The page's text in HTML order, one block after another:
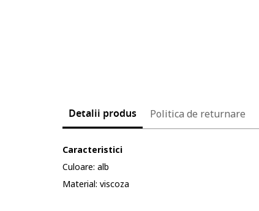
Detalii produs Politica de returnare
Caracteristici
Culoare: alb
Material: viscoza